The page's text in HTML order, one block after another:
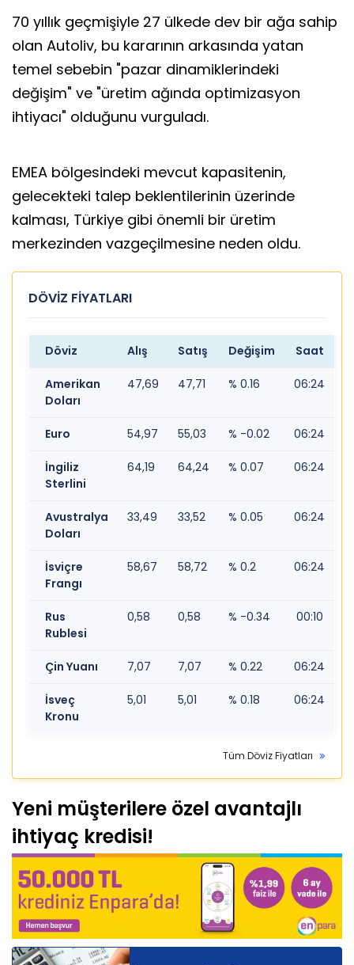
70 yıllık geçmişiyle 27 ülkede dev bir ağa sahip
olan Autoliv, bu kararının arkasında yatan
temel sebebin "pazar dinamiklerindeki
değişim" ve "üretim ağında optimizasyon
ihtiyacı" olduğunu vurguladı.
EMEA bölgesindeki mevcut kapasitenin,
gelecekteki talep beklentilerinin üzerinde
kalması, Türkiye gibi önemli bir üretim
merkezinden vazgeçilmesine neden oldu.
DÖVİZ FİYATLARI
Döviz Alış Satış Değişim Saat
Amerikan
Doları
47,69 47,71 % 0.16 06:24
Euro 54,97 55,03 % -0.02 06:24
İngiliz
Sterlini
64,19 64,24 % 0.07 06:24
Avustralya
Doları
33,49 33,52 % 0.05 06:24
İsviçre
Frangı
58,67 58,72 % 0.2 06:24
Rus
Rublesi
0,58 0,58 % -0.34 00:10
Çin Yuanı 7,07 7,07 % 0.22 06:24
İsveç
Kronu
5,01 5,01 % 0.18 06:24
Tüm Döviz Fiyatları
Yeni müşterilere özel avantajlı
ihtiyaç kredisi!